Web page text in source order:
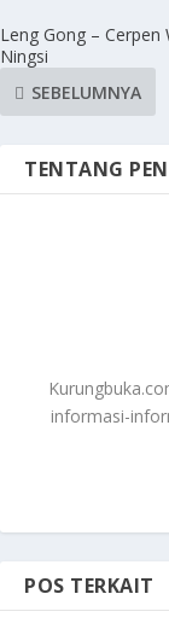
Leng Gong – Cerpen
Ningsi
SEBELUMNYA
TENTANG
informasi-
POS TERKAIT